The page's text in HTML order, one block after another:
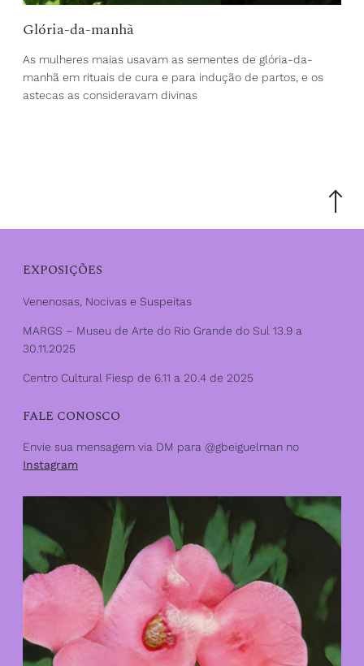
Glória-da-manhã
As mulheres maias usavam as sementes de glória-da-
manhã em rituais de cura e para indução de partos, e os
astecas as consideravam divinas
Scroll
the
EXPOSIÇÕES
Venenosas, Nocivas e Suspeitas
MARGS – Museu de Arte do Rio Grande do Sul 13.9 a
30.11.2025
Centro Cultural Fiesp de 6.11 a 20.4 de 2025
FALE CONOSCO
Envie sua mensagem via DM para @gbeiguelman no
Instagram